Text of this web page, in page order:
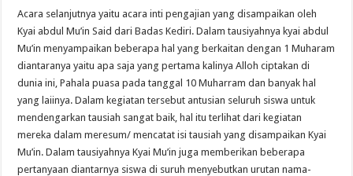
Acara selanjutnya yaitu acara inti pengajian yang disampaikan oleh
Kyai abdul Mu’in Said dari Badas Kediri. Dalam tausiyahnya kyai abdul
Mu’in menyampaikan beberapa hal yang berkaitan dengan 1 Muharam
diantaranya yaitu apa saja yang pertama kalinya Alloh ciptakan di
dunia ini, Pahala puasa pada tanggal 10 Muharram dan banyak hal
yang laiinya. Dalam kegiatan tersebut antusian seluruh siswa untuk
mendengarkan tausiah sangat baik, hal itu terlihat dari kegiatan
mereka dalam meresum/ mencatat isi tausiah yang disampaikan Kyai
Mu’in. Dalam tausiyahnya Kyai Mu’in juga memberikan beberapa
pertanyaan diantarnya siswa di suruh menyebutkan urutan nama-